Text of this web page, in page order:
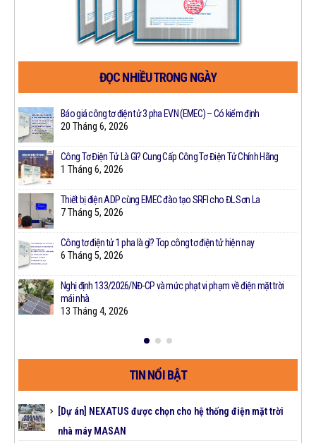
ĐỌC NHIỀU TRONG NGÀY
Báo giá công tơ điện tử 3 pha EVN (EMEC) – Có kiểm định
20 Tháng 6, 2026
Công Tơ Điện Tử Là Gì? Cung Cấp Công Tơ Điện Tử Chính Hãng
1 Tháng 6, 2026
Thiết bị điện ADP cùng EMEC đào tạo SRFI cho ĐL Sơn La
7 Tháng 5, 2026
Công tơ điện tử 1 pha là gì? Top công tơ điện tử hiện nay
6 Tháng 5, 2026
Nghị định 133/2026/NĐ-CP và mức phạt vi phạm về điện mặt trời
mái nhà
13 Tháng 4, 2026
TIN NỔI BẬT
[Dự án] NEXATUS được chọn cho hệ thống điện mặt trời
nhà máy MASAN